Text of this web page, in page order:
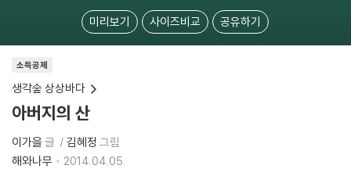
미리보기 사이즈비교 공유하기
소득공제
생각숲 상상바다
아버지의 산
이가을 글 김혜정 그림
해와나무
2014.04.05.